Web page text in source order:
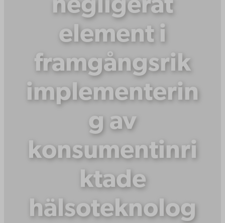
negligerat
element i
framgångsrik
implementerin
g av
konsumentinri
ktade
hälsoteknolog